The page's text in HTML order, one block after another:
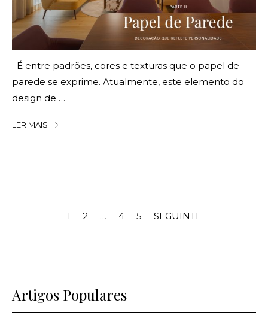
É entre padrões, cores e texturas que o papel de
parede se exprime. Atualmente, este elemento do
design de …
LER MAIS
1 2 … 4 5 SEGUINTE
Artigos Populares